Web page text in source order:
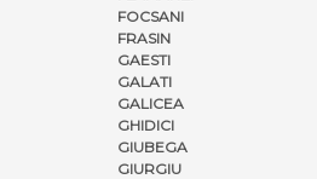
FOCSANI
FRASIN
GAESTI
GALATI
GALICEA
GHIDICI
GIUBEGA
GIURGIU